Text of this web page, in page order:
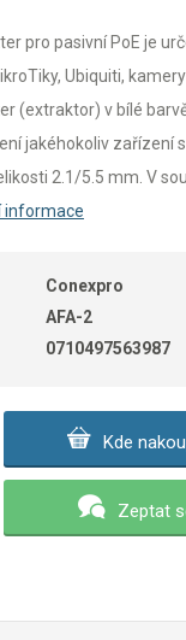
pro pasivní PoE je
Ubiquiti,
(extraktor) v bílé
jakéhokoliv zařízení
2.1/5.5 mm. V
informace
Conexpro
AFA-2
0710497563987
Kde
Zeptat